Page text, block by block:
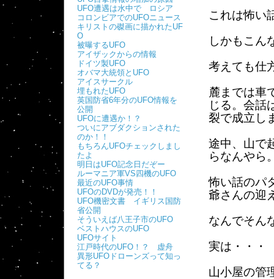
UFO遭遇は水中で ロシア
コロンビアでのUFOニュース
キリストの磔画に描かれたUF
O
被曝するUFO
アイザックからの情報
ドイツ製UFO
オバマ大統領とUFO
アイスサークル
埋もれたUFO
英国防省6年分のUFO情報を
公開
UFOに遭遇か！？
ついにアブダクションされた
のか！！
もちろんUFOチェックしまし
たよ
明日はUFO記念日だぞー
ルーマニア軍VS四機のUFO
最近のUFO事情
UFOのDVDが発売！！
UFO機密文書 イギリス国防
省公開
そういえば八王子市のUFO
ベストハウスのUFO
UFOサイト
江戸時代のUFO！？ 虚舟
異形UFOドローンズって知っ
てる？
これは怖い
しかもこん
考えても仕
麓までは車
じる。会話
裂で成立し
途中、山で
らなんやら
怖い話のパ
爺さんの迎
なんでそん
実は・・・
山小屋の管